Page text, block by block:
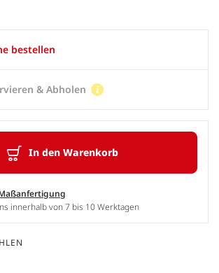
bestellen
In den Warenkorb
innerhalb von 7 bis 10 Werktagen
& Abholen